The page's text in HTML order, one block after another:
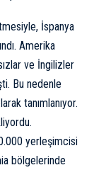
İspanya
Amerika
ve İngilizler
Bu nedenle
tanımlanıyor.
yerleşimcisi
bölgelerinde